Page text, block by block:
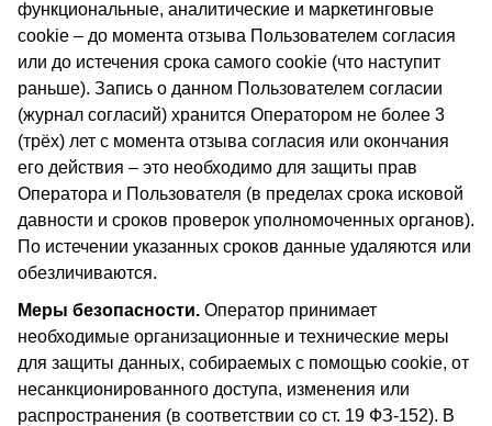
функциональные, аналитические и маркетинговые
cookie – до момента отзыва Пользователем согласия
или до истечения срока самого cookie (что наступит
раньше). Запись о данном Пользователем согласии
(журнал согласий) хранится Оператором не более 3
(трёх) лет с момента отзыва согласия или окончания
его действия – это необходимо для защиты прав
Оператора и Пользователя (в пределах срока исковой
давности и сроков проверок уполномоченных органов).
По истечении указанных сроков данные удаляются или
обезличиваются.
Меры безопасности. Оператор принимает
необходимые организационные и технические меры
для защиты данных, собираемых с помощью cookie, от
несанкционированного доступа, изменения или
распространения (в соответствии со ст. 19 ФЗ-152). В